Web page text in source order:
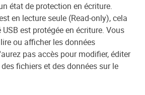
état de protection en écriture.
en lecture seule (Read-only), cela
est protégée en écriture. Vous
ou afficher les données
pas accès pour modifier, éditer
fichiers et des données sur le